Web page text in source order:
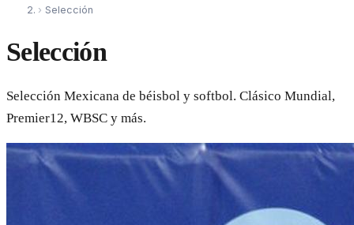
› Selección
Selección
Selección Mexicana de béisbol y softbol. Clásico Mundial,
Premier12, WBSC y más.